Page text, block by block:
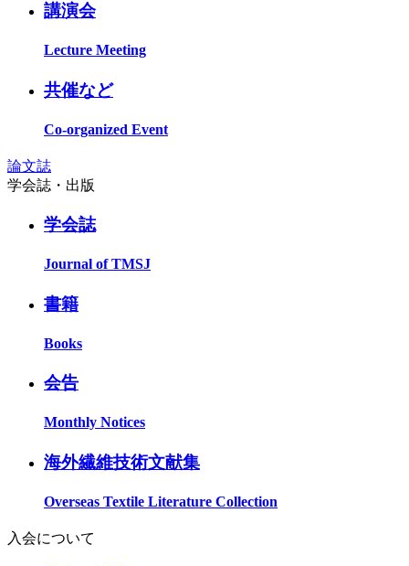
講演会
Lecture Meeting
共催など
Co-organized Event
論文誌
学会誌・出版
学会誌
Journal of TMSJ
書籍
Books
会告
Monthly Notices
海外繊維技術文献集
Overseas Textile Literature Collection
入会について